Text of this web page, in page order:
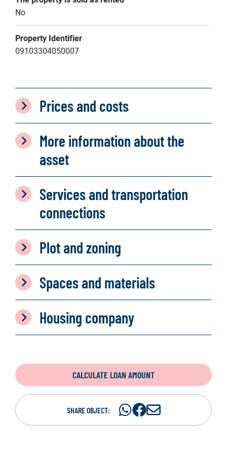
No
Property Identifier
09103304050007
Prices and costs
More information about the
asset
Services and transportation
connections
Plot and zoning
Spaces and materials
Housing company
CALCULATE LOAN AMOUNT
SHARE OBJECT:
ShareShare
S